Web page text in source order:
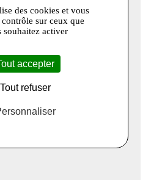
des cookies et vous
sur ceux que
souhaitez activer
accepter
Tout refuser